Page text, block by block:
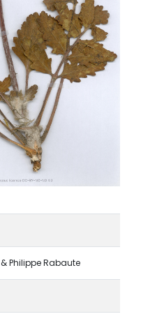
Philippe Rabaute